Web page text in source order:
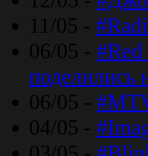
11/05 -
06/05 -
поделились
06/05 -
04/05 -